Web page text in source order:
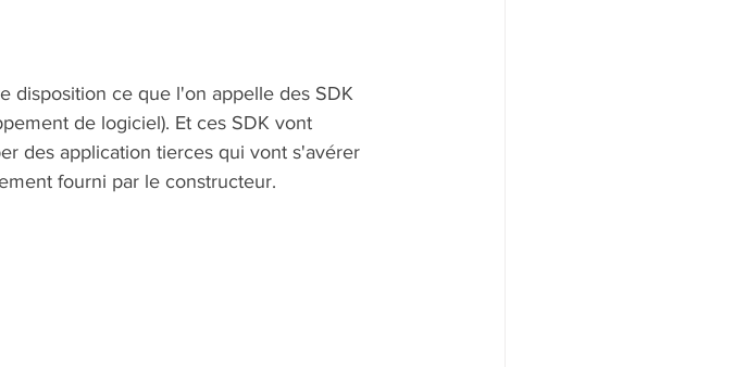
disposition ce que l'on appelle des SDK
de logiciel). Et ces SDK vont
des application tierces qui vont s'avérer
fourni par le constructeur.